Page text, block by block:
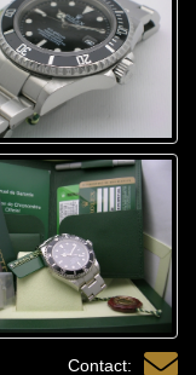
Contact: